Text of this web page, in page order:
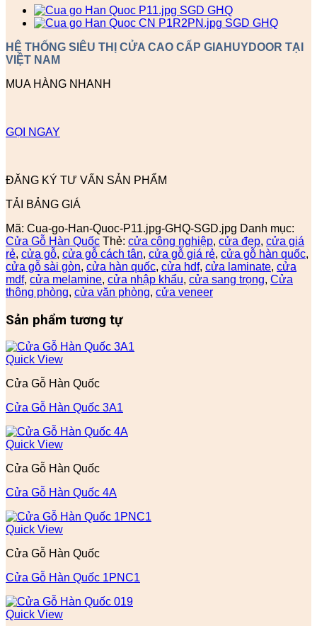
HỆ THỐNG SIÊU THỊ CỬA CAO CẤP GIAHUYDOOR TẠI
VIỆT NAM
MUA HÀNG NHANH
GỌI NGAY
ĐĂNG KÝ TƯ VẤN SẢN PHẨM
TẢI BẢNG GIÁ
Mã: Cua-go-Han-Quoc-P11.jpg-GHQ-SGD.jpg Danh mục:
Cửa Gỗ Hàn Quốc Thẻ: cửa công nghiệp, cửa đẹp, cửa giá
rẻ, cửa gỗ, cửa gỗ cách tân, cửa gỗ giá rẻ, cửa gỗ hàn quốc,
cửa gỗ sài gòn, cửa hàn quốc, cửa hdf, cửa laminate, cửa
mdf, cửa melamine, cửa nhập khẩu, cửa sang trọng, Cửa
thông phòng, cửa văn phòng, cửa veneer
Sản phẩm tương tự
Quick View
Cửa Gỗ Hàn Quốc
Cửa Gỗ Hàn Quốc 3A1
Quick View
Cửa Gỗ Hàn Quốc
Cửa Gỗ Hàn Quốc 4A
Quick View
Cửa Gỗ Hàn Quốc
Cửa Gỗ Hàn Quốc 1PNC1
Quick View